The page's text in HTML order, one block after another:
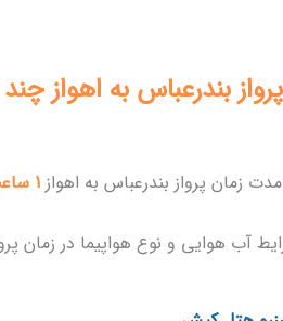
پرواز بندرعباس به اهواز
مدت زمان پرواز بندرعباس به اهواز 1 ساعت 10 دقیقه
آب هوایی و نوع هواپیما در زمان